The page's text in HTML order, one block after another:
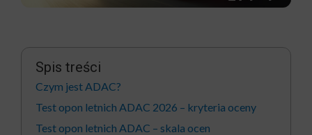
Spis treści
Czym jest ADAC?
Test opon letnich ADAC 2026 – kryteria oceny
Test opon letnich ADAC – skala ocen